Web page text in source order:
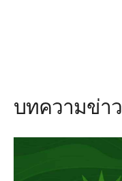
บทความข่าว